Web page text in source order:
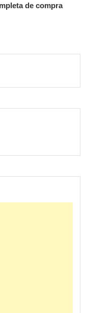
de compra